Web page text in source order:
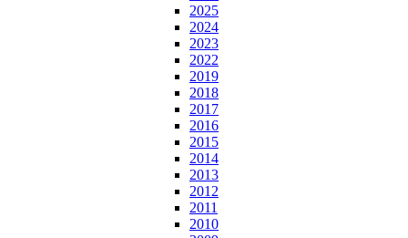
2025
2024
2023
2022
2019
2018
2017
2016
2015
2014
2013
2012
2011
2010